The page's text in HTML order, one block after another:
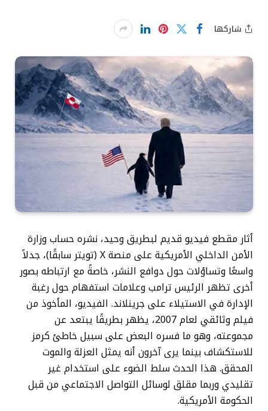
شاركها
أثار مقطع فيديو قديم لبطريق وحيد، نشره حساب وزارة
الأمن الداخلي الأمريكية على منصة X (تويتر سابقًا)، جدلاً
واسعًا وتساؤلات حول دوافع النشر، خاصةً مع ارتباطه بصور
أخرى تظهر الرئيس ترامب وعلامات استفهام حول رغبة
الإدارة في الاستيلاء على جرينلاند. الفيديو، المأخوذ من
فيلم وثائقي لعام 2007، يظهر بطريقًا يبتعد عن
مجموعته، وهو ما فسره البعض على سبيل خاطئ كرمز
للاستكشاف بينما يرى آخرون أنه يمثل العزلة والموت
المحقق. هذا الحدث سلط الضوء على استخدام غير
تقليدي وربما مقلق لوسائل التواصل الاجتماعي من قبل
الحكومة الأمريكية.